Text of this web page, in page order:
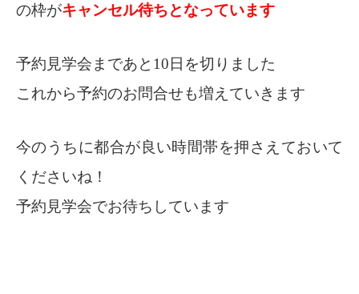
の枠がキャンセル待ちとなっています
予約見学会まであと10日を切りました
これから予約のお問合せも増えていきます
今のうちに都合が良い時間帯を押さえておいて
くださいね！
予約見学会でお待ちしています